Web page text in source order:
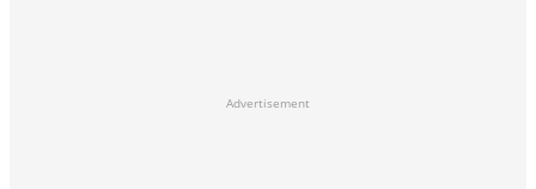
Advertisement